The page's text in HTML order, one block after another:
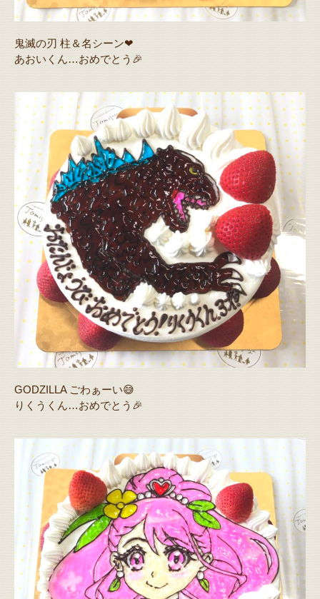
鬼滅の刃 柱＆名シーン❤
あおいくん…おめでとう🎉
GODZILLA ごわぁーい😅
りくうくん…おめでとう🎉